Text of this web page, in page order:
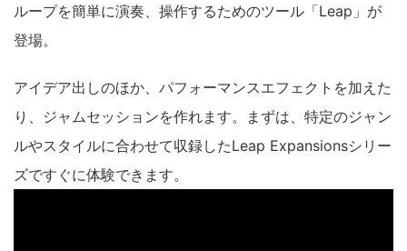
ループを簡単に演奏、操作するためのツール「Leap」が
登場。
アイデア出しのほか、パフォーマンスエフェクトを加えた
り、ジャムセッションを作れます。まずは、特定のジャン
ルやスタイルに合わせて収録したLeap Expansionsシリー
ズですぐに体験できます。